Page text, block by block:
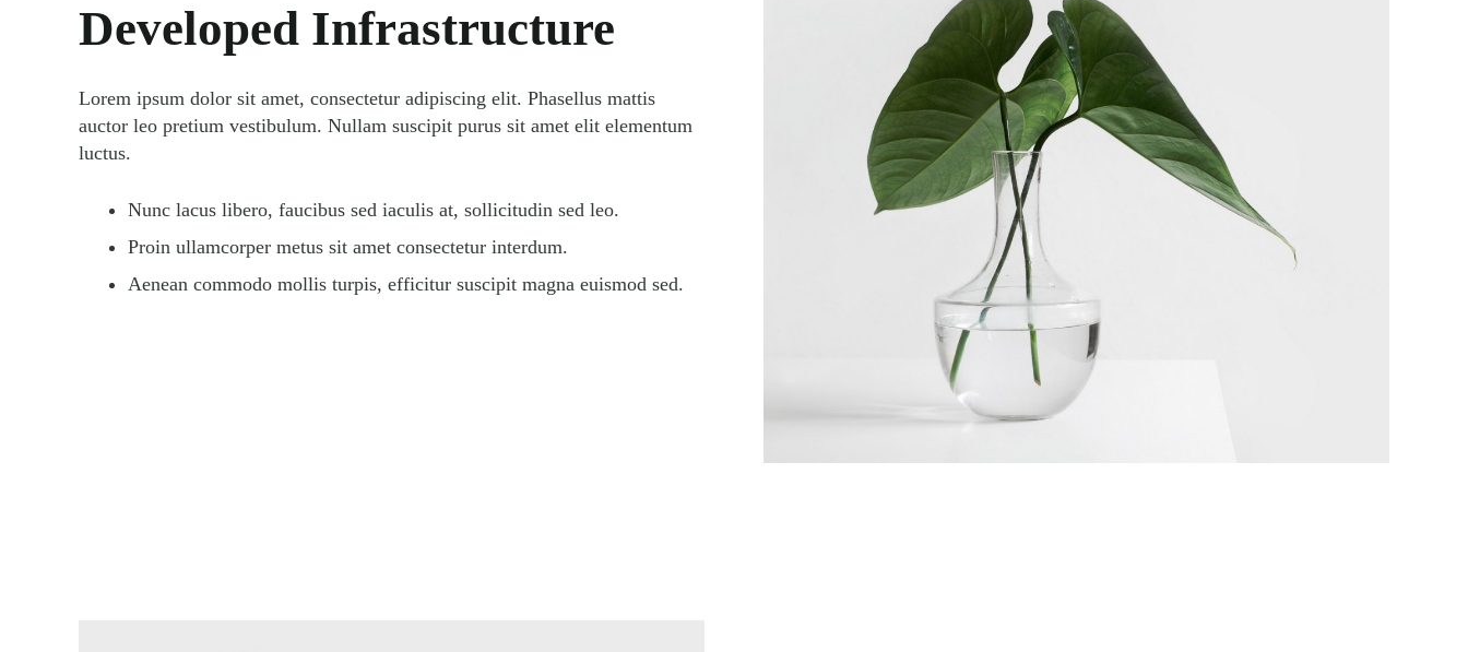
Developed Infrastructure
Lorem ipsum dolor sit amet, consectetur adipiscing elit. Phasellus mattis
auctor leo pretium vestibulum. Nullam suscipit purus sit amet elit elementum
luctus.
Nunc lacus libero, faucibus sed iaculis at, sollicitudin sed leo.
Proin ullamcorper metus sit amet consectetur interdum.
Aenean commodo mollis turpis, efficitur suscipit magna euismod sed.